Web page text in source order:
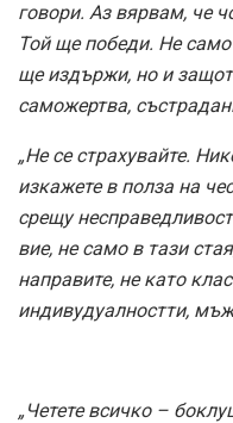
говори. Аз вярвам, че
Той ще победи. Не
ще издържи, но и
саможертва,
„Не се страхувайте.
изкажете в полза на
срещу
вие, не само в тази
направите, не като
индивудуалностти,
„Четете всичко –